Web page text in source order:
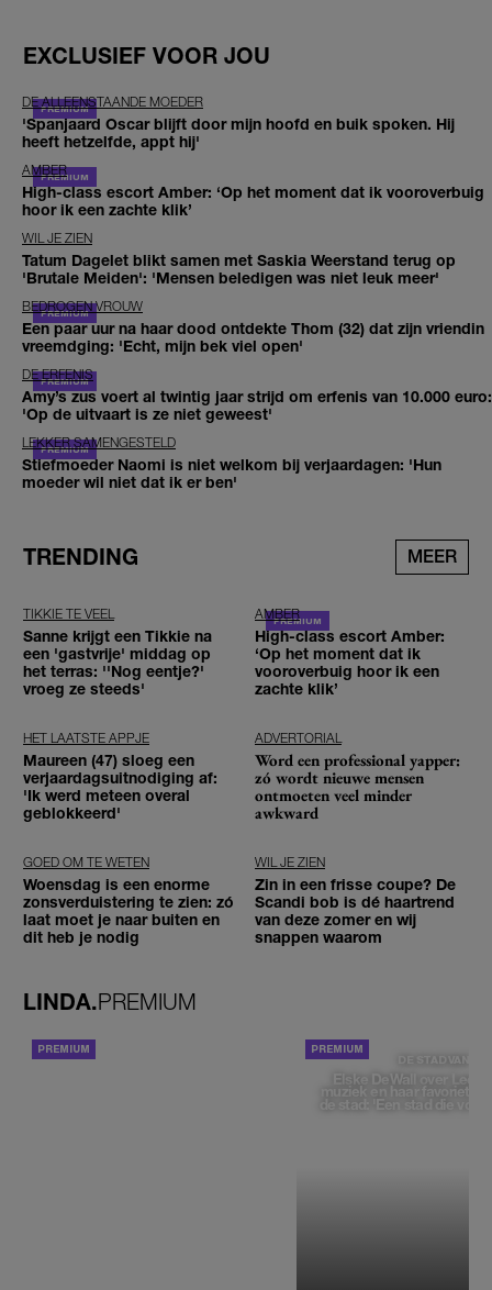
EXCLUSIEF VOOR JOU
DE ALLEENSTAANDE MOEDER
'Spanjaard Oscar blijft door mijn hoofd en buik spoken. Hij
heeft hetzelfde, appt hij'
AMBER
High-class escort Amber: ‘Op het moment dat ik vooroverbuig
hoor ik een zachte klik’
WIL JE ZIEN
Tatum Dagelet blikt samen met Saskia Weerstand terug op
'Brutale Meiden': 'Mensen beledigen was niet leuk meer'
BEDROGEN VROUW
Een paar uur na haar dood ontdekte Thom (32) dat zijn vriendin
vreemdging: 'Echt, mijn bek viel open'
DE ERFENIS
Amy’s zus voert al twintig jaar strijd om erfenis van 10.000 euro:
'Op de uitvaart is ze niet geweest'
LEKKER SAMENGESTELD
Stiefmoeder Naomi is niet welkom bij verjaardagen: 'Hun
moeder wil niet dat ik er ben'
TRENDING MEER
TIKKIE TE VEEL
Sanne krijgt een Tikkie na
een 'gastvrije' middag op
het terras: ''Nog eentje?'
vroeg ze steeds'
AMBER
High-class escort Amber:
‘Op het moment dat ik
vooroverbuig hoor ik een
zachte klik’
HET LAATSTE APPJE
Maureen (47) sloeg een
verjaardagsuitnodiging af:
'Ik werd meteen overal
geblokkeerd'
ADVERTORIAL
Word een professional yapper:
zó wordt nieuwe mensen
ontmoeten veel minder
awkward
GOED OM TE WETEN
Woensdag is een enorme
zonsverduistering te zien: zó
laat moet je naar buiten en
dit heb je nodig
WIL JE ZIEN
Zin in een frisse coupe? De
Scandi bob is dé haartrend
van deze zomer en wij
snappen waarom
LINDA.PREMIUM
DE STAD VAN
Elske DeWall over
muziek en haar favoriete
de stad: 'Een stad die